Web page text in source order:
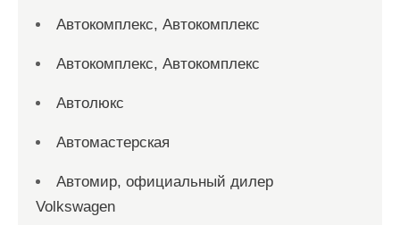
Автокомплекс, Автокомплекс
Автокомплекс, Автокомплекс
Автолюкс
Автомастерская
Автомир, официальный дилер
Volkswagen